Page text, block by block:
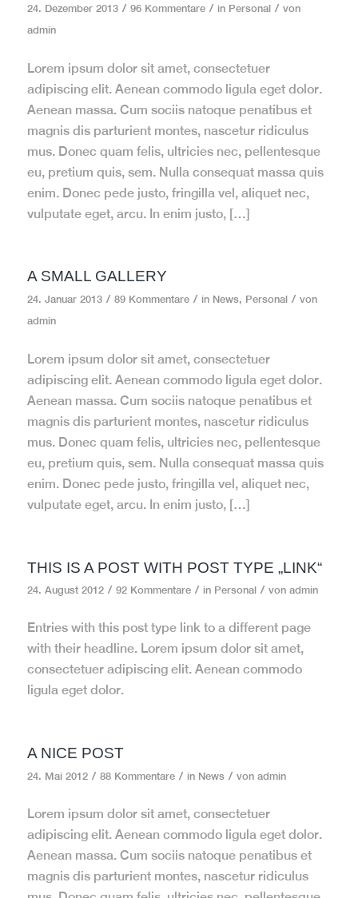
24. Dezember 2013 / 96 Kommentare / in Personal / von
admin
Lorem ipsum dolor sit amet, consectetuer
adipiscing elit. Aenean commodo ligula eget dolor.
Aenean massa. Cum sociis natoque penatibus et
magnis dis parturient montes, nascetur ridiculus
mus. Donec quam felis, ultricies nec, pellentesque
eu, pretium quis, sem. Nulla consequat massa quis
enim. Donec pede justo, fringilla vel, aliquet nec,
vulputate eget, arcu. In enim justo, […]
A SMALL GALLERY
24. Januar 2013 / 89 Kommentare / in News, Personal / von
admin
Lorem ipsum dolor sit amet, consectetuer
adipiscing elit. Aenean commodo ligula eget dolor.
Aenean massa. Cum sociis natoque penatibus et
magnis dis parturient montes, nascetur ridiculus
mus. Donec quam felis, ultricies nec, pellentesque
eu, pretium quis, sem. Nulla consequat massa quis
enim. Donec pede justo, fringilla vel, aliquet nec,
vulputate eget, arcu. In enim justo, […]
THIS IS A POST WITH POST TYPE „LINK“
24. August 2012 / 92 Kommentare / in Personal / von admin
Entries with this post type link to a different page
with their headline. Lorem ipsum dolor sit amet,
consectetuer adipiscing elit. Aenean commodo
ligula eget dolor.
A NICE POST
24. Mai 2012 / 88 Kommentare / in News / von admin
Lorem ipsum dolor sit amet, consectetuer
adipiscing elit. Aenean commodo ligula eget dolor.
Aenean massa. Cum sociis natoque penatibus et
magnis dis parturient montes, nascetur ridiculus